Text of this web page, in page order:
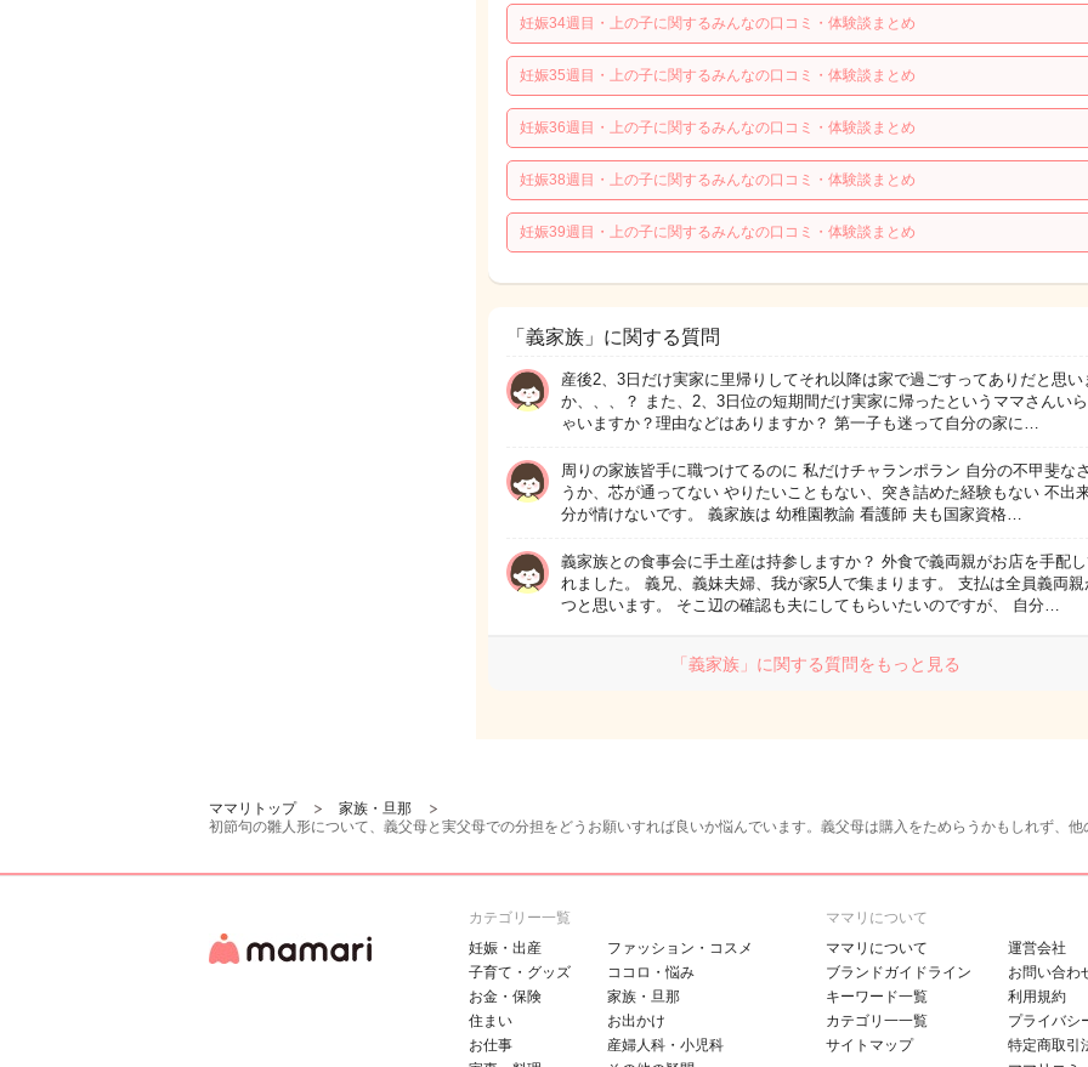
妊娠34週目・上の子に関するみんなの口コミ・体験談まとめ
妊娠35週目・上の子に関するみんなの口コミ・体験談まとめ
妊娠36週目・上の子に関するみんなの口コミ・体験談まとめ
妊娠38週目・上の子に関するみんなの口コミ・体験談まとめ
妊娠39週目・上の子に関するみんなの口コミ・体験談まとめ
「義家族」に関する質問
産後2、3日だけ実家に里帰りしてそれ以降は家で過ごすってありだと思い
か、、、？ また、2、3日位の短期間だけ実家に帰ったというママさんい
ゃいますか？理由などはありますか？ 第一子も迷って自分の家に…
周りの家族皆手に職つけてるのに 私だけチャランポラン 自分の不甲斐な
うか、芯が通ってない やりたいこともない、突き詰めた経験もない 不出
分が情けないです。 義家族は 幼稚園教諭 看護師 夫も国家資格…
義家族との食事会に手土産は持参しますか？ 外食で義両親がお店を手配し
れました。 義兄、義妹夫婦、我が家5人で集まります。 支払は全員義両親
つと思います。 そこ辺の確認も夫にしてもらいたいのですが、 自分…
「義家族」に関する質問をもっと見る
ママリトップ
家族・旦那
初節句の雛人形について、義父母と実父母での分担をどうお願いすれば良いか悩んでいます。義父母は購入をためらうかもしれず、他
カテゴリー一覧
妊娠・出産
子育て・グッズ
お金・保険
住まい
お仕事
ファッション・コスメ
ココロ・悩み
家族・旦那
お出かけ
産婦人科・小児科
ママリについて
ママリについて
ブランドガイドライン
キーワード一覧
カテゴリ一一覧
サイトマップ
運営会社
お問い合わ
利用規約
プライバシ
特定商取引